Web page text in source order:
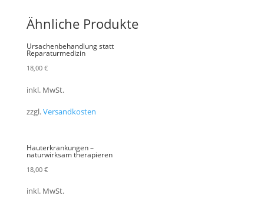
Ähnliche Produkte
Ursachenbehandlung statt
Reparaturmedizin
18,00 €
inkl. MwSt.
zzgl.Versandkosten
Hauterkrankungen –
naturwirksam therapieren
18,00 €
inkl. MwSt.